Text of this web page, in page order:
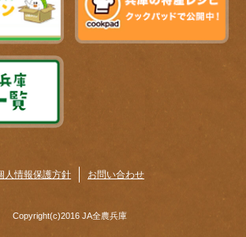
お問い合わせ
人情報保護方針
Copyright(c)2016 JA全農兵庫